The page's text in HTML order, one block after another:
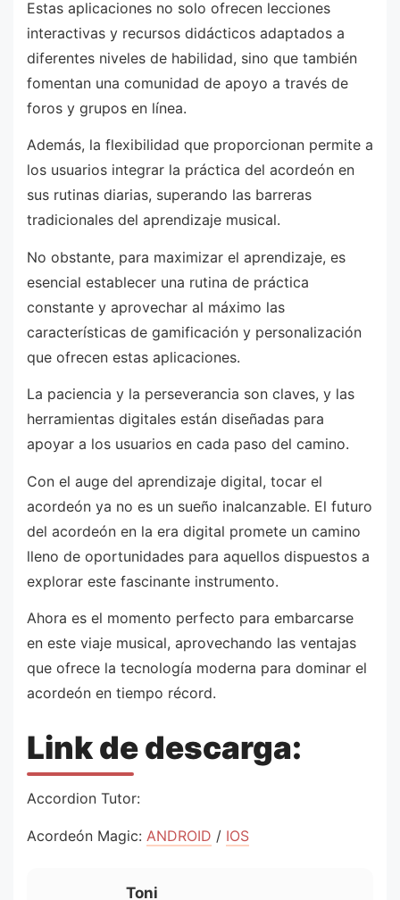
Estas aplicaciones no solo ofrecen lecciones
interactivas y recursos didácticos adaptados a
diferentes niveles de habilidad, sino que también
fomentan una comunidad de apoyo a través de
foros y grupos en línea.
Además, la flexibilidad que proporcionan permite a
los usuarios integrar la práctica del acordeón en
sus rutinas diarias, superando las barreras
tradicionales del aprendizaje musical.
No obstante, para maximizar el aprendizaje, es
esencial establecer una rutina de práctica
constante y aprovechar al máximo las
características de gamificación y personalización
que ofrecen estas aplicaciones.
La paciencia y la perseverancia son claves, y las
herramientas digitales están diseñadas para
apoyar a los usuarios en cada paso del camino.
Con el auge del aprendizaje digital, tocar el
acordeón ya no es un sueño inalcanzable. El futuro
del acordeón en la era digital promete un camino
lleno de oportunidades para aquellos dispuestos a
explorar este fascinante instrumento.
Ahora es el momento perfecto para embarcarse
en este viaje musical, aprovechando las ventajas
que ofrece la tecnología moderna para dominar el
acordeón en tiempo récord.
Link de descarga:
Accordion Tutor:
Acordeón Magic: ANDROID / IOS
Toni